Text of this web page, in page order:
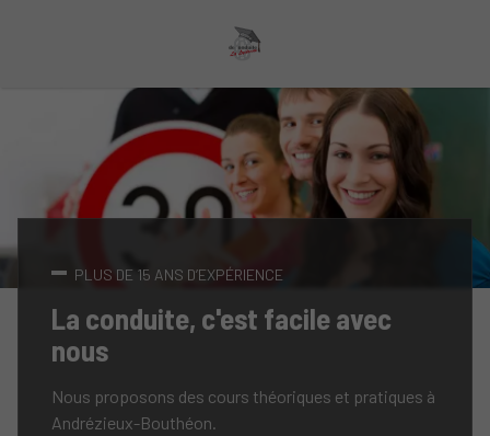
PLUS DE 15 ANS D’EXPÉRIENCE
La conduite, c'est facile avec
nous
Nous proposons des cours théoriques et pratiques à
Andrézieux-Bouthéon.